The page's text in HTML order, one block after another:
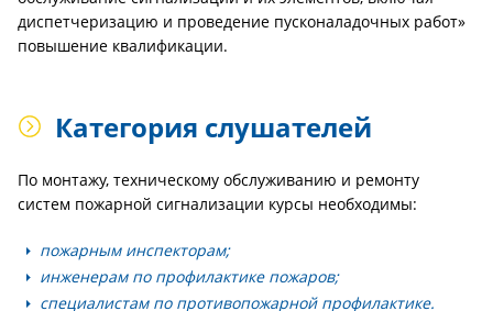
диспетчеризацию и проведение пусконаладочных работ»
повышение квалификации.
Категория слушателей
По монтажу, техническому обслуживанию и ремонту
систем пожарной сигнализации курсы необходимы:
пожарным инспекторам;
инженерам по профилактике пожаров;
специалистам по противопожарной профилактике.